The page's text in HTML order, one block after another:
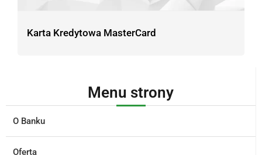
Menu strony
O Banku
Oferta
Karta Kredytowa MasterCard